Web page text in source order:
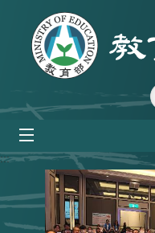
跳到主要內容區塊
:::